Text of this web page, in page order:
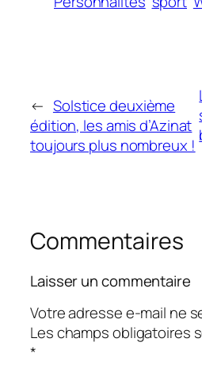
← Solstice deuxième
édition, les amis d’Azinat
toujours plus nombreux !
Commentaires
Laisser un commentaire
Votre adresse e-mail ne
Les champs obligatoires
*